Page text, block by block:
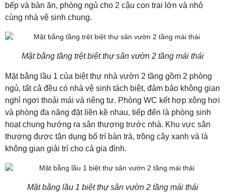
bếp và bàn ăn, phòng ngủ cho 2 cậu con trai lớn và nhỏ
cùng nhà vệ sinh chung.
Mặt bằng tầng trệt biệt thự sân vườn 2 tầng mái thái
Mặt bằng lầu 1 của biệt thự nhà vườn 2 tầng gồm 2 phòng
ngủ, tất cả đều có nhà vệ sinh tách biệt, đảm bảo không gian
nghỉ ngơi thoải mái và riêng tư. Phòng WC kết hợp xông hơi
và phòng đa năng đặt liền kề nhau, tiếp đến là phòng sinh
hoạt chung hướng ra sân thượng trước nhà. Khu vực sân
thượng được tận dụng bố trí bàn trà, trồng cây xanh và là
không gian giải trí cho cả gia đình.
Mặt bằng lầu 1 biệt thự sân vườn 2 tầng mái thái